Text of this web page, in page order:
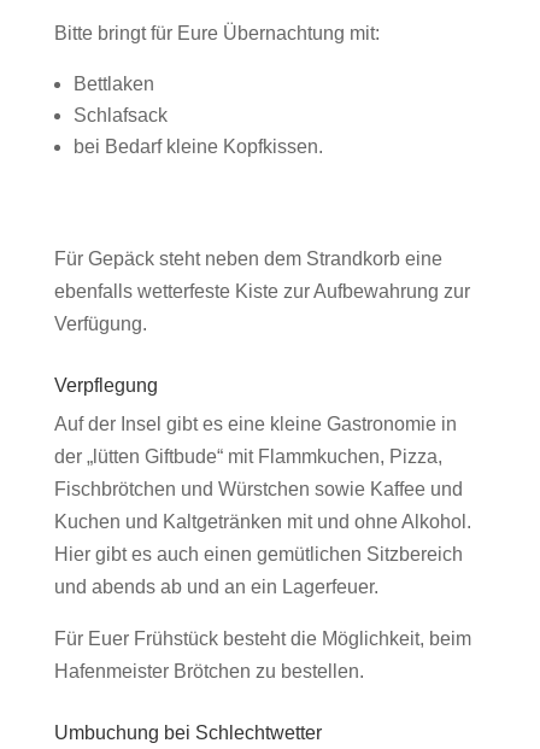
Bitte bringt für Eure Übernachtung mit:
Bettlaken
Schlafsack
bei Bedarf kleine Kopfkissen.
Für Gepäck steht neben dem Strandkorb eine
ebenfalls wetterfeste Kiste zur Aufbewahrung zur
Verfügung.
Verpflegung
Auf der Insel gibt es eine kleine Gastronomie in
der „lütten Giftbude“ mit Flammkuchen, Pizza,
Fischbrötchen und Würstchen sowie Kaffee und
Kuchen und Kaltgetränken mit und ohne Alkohol.
Hier gibt es auch einen gemütlichen Sitzbereich
und abends ab und an ein Lagerfeuer.
Für Euer Frühstück besteht die Möglichkeit, beim
Hafenmeister Brötchen zu bestellen.
Umbuchung bei Schlechtwetter